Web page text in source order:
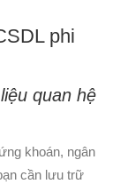
phi
quan hệ
khoán, ngân
cần lưu trữ